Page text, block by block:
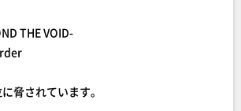
THE VOID-
脅されています。